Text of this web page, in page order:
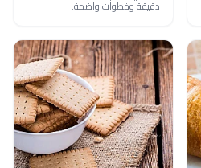
دقيقة وخطوات واضحة.